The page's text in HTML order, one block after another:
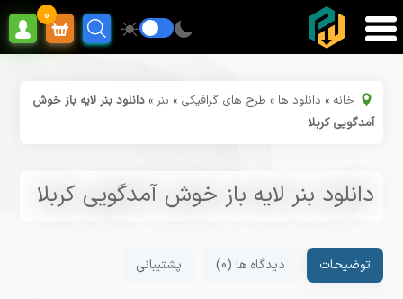
0
خانه » دانلود ها » طرح های گرافیکی » بنر »دانلود بنر لایه باز خوش
آمدگویی کربلا
دانلود بنر لایه باز خوش آمدگویی کربلا
توضیحات دیدگاه ها (0) پشتیبانی